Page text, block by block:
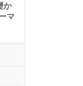
か
マ